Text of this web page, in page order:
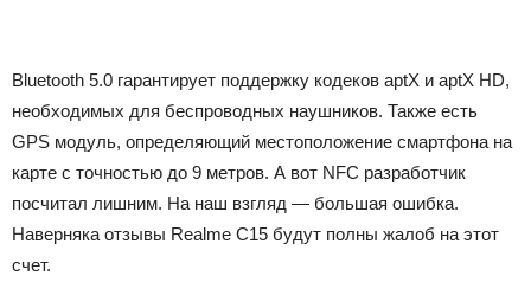
Bluetooth 5.0 гарантирует поддержку кодеков aptX и aptX HD,
необходимых для беспроводных наушников. Также есть
GPS модуль, определяющий местоположение смартфона на
карте с точностью до 9 метров. А вот NFC разработчик
посчитал лишним. На наш взгляд — большая ошибка.
Наверняка отзывы Realme C15 будут полны жалоб на этот
счет.